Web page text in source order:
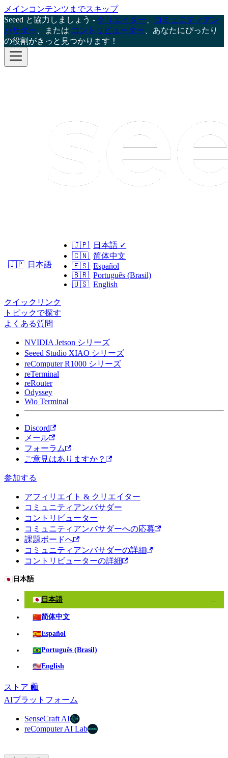
メインコンテンツまでスキップ
Seeed と協力しましょう - クリエイター
コミュニティアン
バサダー 、または コントリビューター 、あなたにぴったり
の役割がきっと見つかります！
🇯🇵 日本語
🇯🇵 日本語 ✓
🇨🇳 简体中文
🇪🇸 Español
🇧🇷 Português (Brasil)
🇺🇸 English
クイックリンク
トピックで探す
よくある質問
NVIDIA Jetson シリーズ
Seeed Studio XIAO シリーズ
reComputer R1000 シリーズ
reTerminal
reRouter
Odyssey
Wio Terminal
Discord
メール
フォーラム
ご意見はありますか？
参加する
アフィリエイト & クリエイター
コミュニティアンバサダー
コントリビューター
コミュニティアンバサダーへの応募
課題ボードへ
コミュニティアンバサダーの詳細
コントリビューターの詳細
🇯🇵 日本語
🇯🇵 日本語
🇨🇳简体中文
🇪🇸Español
🇧🇷Português (Brasil)
🇺🇸English
ストア 🛍️
AIプラットフォーム
SenseCraft AI
reComputer AI Lab